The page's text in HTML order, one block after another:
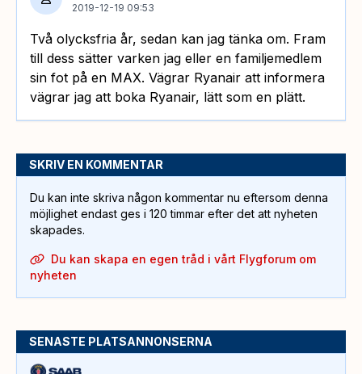
2019-12-19 09:53
Två olycksfria år, sedan kan jag tänka om. Fram
till dess sätter varken jag eller en familjemedlem
sin fot på en MAX. Vägrar Ryanair att informera
vägrar jag att boka Ryanair, lätt som en plätt.
SKRIV EN KOMMENTAR
Du kan inte skriva någon kommentar nu eftersom denna
möjlighet endast ges i 120 timmar efter det att nyheten
skapades.
Du kan skapa en egen tråd i vårt Flygforum om
nyheten
SENASTE PLATSANNONSERNA